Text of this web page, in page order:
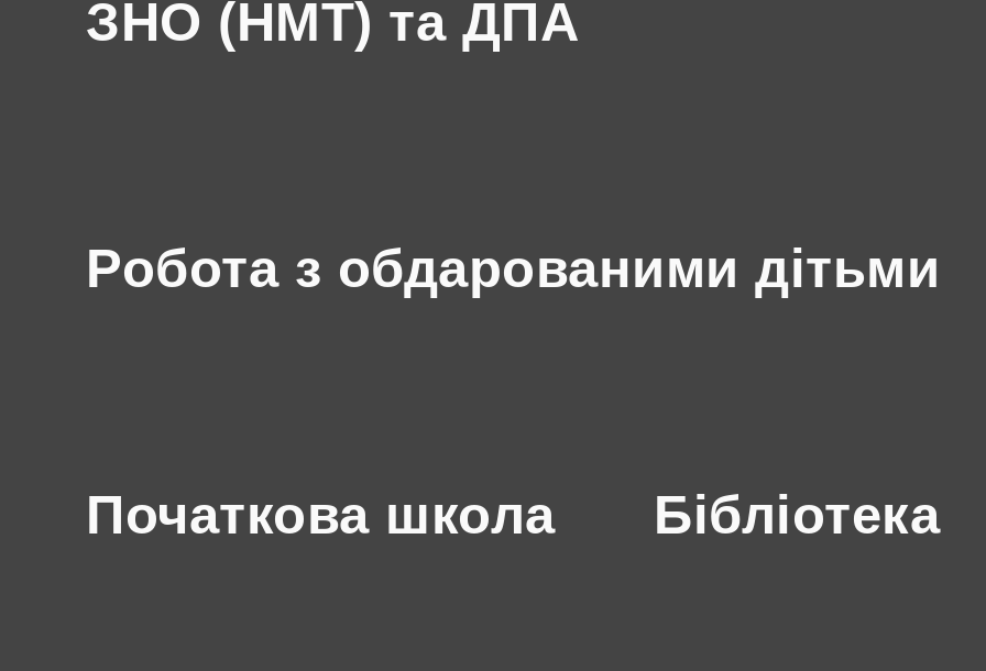
ЗНО (НМТ) та ДПА
Робота з обдарованими дітьми
Початкова школа Бібліотека